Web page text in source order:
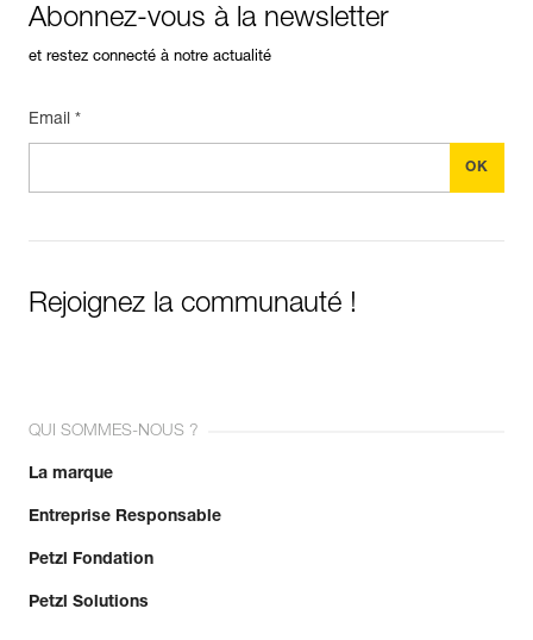
Abonnez-vous à la newsletter
et restez connecté à notre actualité
Email *
Rejoignez la communauté !
QUI SOMMES-NOUS ?
La marque
Entreprise Responsable
Petzl Fondation
Petzl Solutions